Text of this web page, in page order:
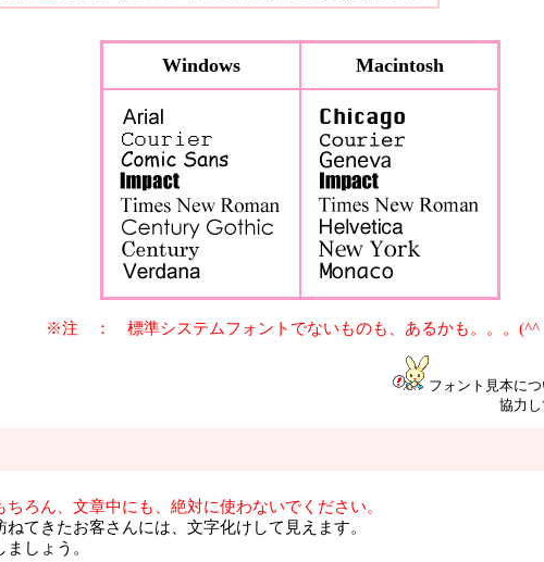
Windows Macintosh
※注 ： 標準システムフォントでないものも、あるかも。。。(^^
フォント見本につ
協力
ろん、文章中にも、絶対に使わないでください。
きたお客さんには、文字化けして見えます。
しょう。